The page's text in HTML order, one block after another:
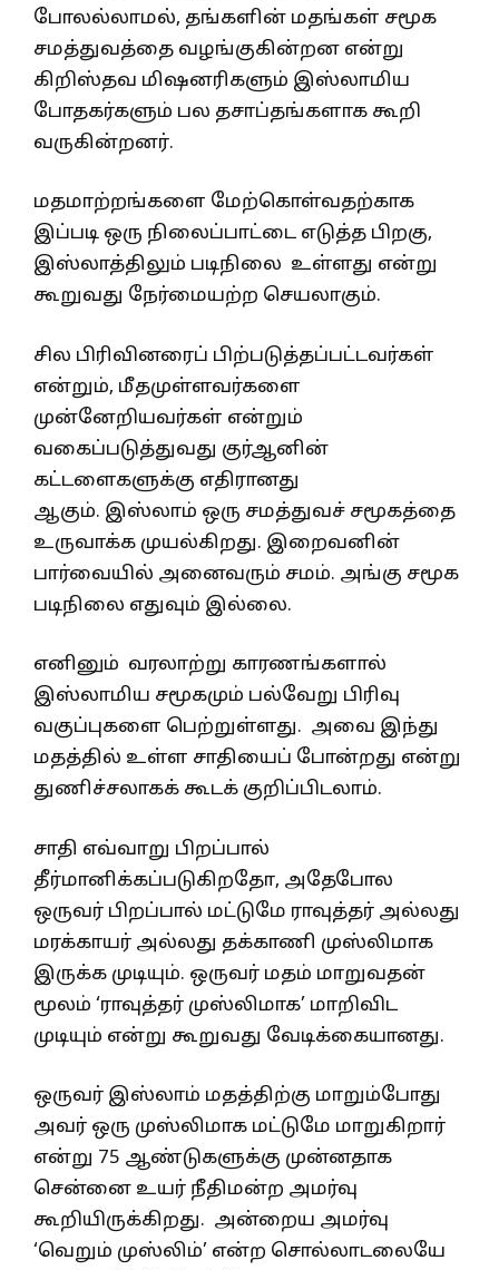
போலல்லாமல், தங்களின் மதங்கள் சமூக
சமத்துவத்தை வழங்குகின்றன என்று
கிறிஸ்தவ மிஷனரிகளும் இஸ்லாமிய
போதகர்களும் பல தசாப்தங்களாக கூறி
வருகின்றனர்.
மதமாற்றங்களை மேற்கொள்வதற்காக
இப்படி ஒரு நிலைப்பாட்டை எடுத்த பிறகு,
இஸ்லாத்திலும் படிநிலை உள்ளது என்று
கூறுவது நேர்மையற்ற செயலாகும்.
சில பிரிவினரைப் பிற்படுத்தப்பட்டவர்கள்
என்றும், மீதமுள்ளவர்களை
முன்னேறியவர்கள் என்றும்
வகைப்படுத்துவது குர்ஆனின்
கட்டளைகளுக்கு எதிரானது
ஆகும். இஸ்லாம் ஒரு சமத்துவச் சமூகத்தை
உருவாக்க முயல்கிறது. இறைவனின்
பார்வையில் அனைவரும் சமம். அங்கு சமூக
படிநிலை எதுவும் இல்லை.
எனினும் வரலாற்று காரணங்களால்
இஸ்லாமிய சமூகமும் பல்வேறு பிரிவு
வகுப்புகளை பெற்றுள்ளது. அவை இந்து
மதத்தில் உள்ள சாதியைப் போன்றது என்று
துணிச்சலாகக் கூடக் குறிப்பிடலாம்.
சாதி எவ்வாறு பிறப்பால்
தீர்மானிக்கப்படுகிறதோ, அதேபோல
ஒருவர் பிறப்பால் மட்டுமே ராவுத்தர் அல்லது
மரக்காயர் அல்லது தக்காணி முஸ்லிமாக
இருக்க முடியும். ஒருவர் மதம் மாறுவதன்
மூலம் ‘ராவுத்தர் முஸ்லிமாக’ மாறிவிட
முடியும் என்று கூறுவது வேடிக்கையானது.
ஒருவர் இஸ்லாம் மதத்திற்கு மாறும்போது
அவர் ஒரு முஸ்லிமாக மட்டுமே மாறுகிறார்
என்று 75 ஆண்டுகளுக்கு முன்னதாக
சென்னை உயர் நீதிமன்ற அமர்வு
கூறியிருக்கிறது. அன்றைய அமர்வு
‘வெறும் முஸ்லிம்’ என்ற சொல்லாடலையே